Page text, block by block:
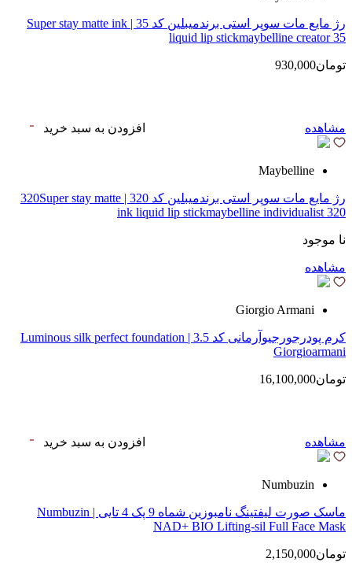
رژ مایع مات سوپر استی‌ برندمیبلین کد 35 | Super stay matte ink
liquid lip stickmaybelline creator 35
تومان930,000
مشاهده افزودن به سبد خرید
Maybelline
رژ مایع مات سوپر استی‌ برندمیبلین کد 320 | 320Super stay matte
ink liquid lip stickmaybelline individualist 320
نا موجود
مشاهده
Giorgio Armani
کرم پودرجورجیوآرمانی کد 3.5 | Luminous silk perfect foundation
Giorgioarmani
تومان16,100,000
مشاهده افزودن به سبد خرید
Numbuzin
ماسک صورت لیفتینگ نامبوزین شماه 9 پک 4 تایی | Numbuzin
NAD+ BIO Lifting-sil Full Face Mask
تومان2,150,000